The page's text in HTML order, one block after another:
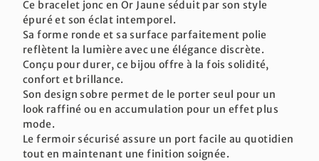
Ce bracelet jonc en Or Jaune séduit par son style
épuré et son éclat intemporel.
Sa forme ronde et sa surface parfaitement polie
reflètent la lumière avec une élégance discrète.
Conçu pour durer, ce bijou offre à la fois solidité,
confort et brillance.
Son design sobre permet de le porter seul pour un
look raffiné ou en accumulation pour un effet plus
mode.
Le fermoir sécurisé assure un port facile au quotidien
tout en maintenant une finition soignée.